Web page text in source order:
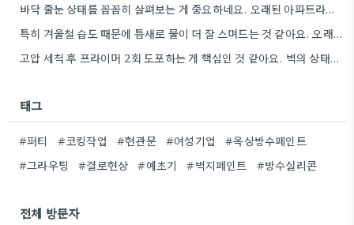
바닥 줄눈 상태를 꼼꼼히 살펴보는 게 중요하네요. 오래된 아파트라면 줄눈부터 망가지기 쉬울 것 같아요.
특히 겨울철 습도 때문에 틈새로 물이 더 잘 스며드는 것 같아요. 오래된 건물일수록 이런 부분에…
고압 세척 후 프라이머 2회 도포하는 게 핵심인 것 같아요. 벽의 상태에 따라 흡수율이 달라지니까,…
태그
#퍼티 #코킹작업 #현관문 #여성기업
#옥상방수페인트
#그라우팅
#결로현상 #예초기 #벽지페인트 #방수실리콘
전체 방문자